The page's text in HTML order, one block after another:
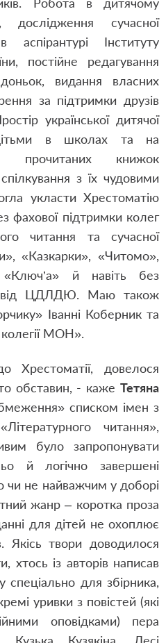
дослідження сучасної
аспірантурі Інституту
постійне редагування
видання власних
за підтримки друзів
української дитячої
в школах та на
прочитаних книжок
з їх чудовими
укласти Хрестоматію
фахової підтримки колег
читання та сучасної
«Казкарки», «Читомо»,
«Ключ’а» й навіть без
від ЦДЛДЮ. Маю також
Іванні Коберник та
МОН».
Хрестоматії, довелося
обставин, - каже Тетяна
списком імен з
читання»,
було запропонувати
й логічно завершені
чи не найважчим у доборі
жанр – коротка проза
для дітей не охоплює
Якісь твори доводилося
хтось із авторів написав
спеціально для збірника,
уривки з повістей (які
оповідками) пера